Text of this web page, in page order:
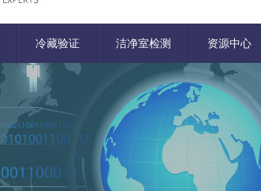
冷藏验证 洁净室检测 资源中心